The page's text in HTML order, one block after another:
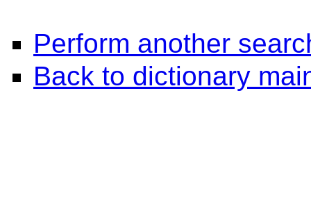
Perform another
Back to dictionary